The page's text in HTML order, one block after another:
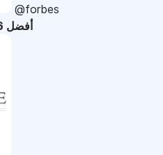
@forbes
أفضل 36 شركة تأمين أوروبية (2023)